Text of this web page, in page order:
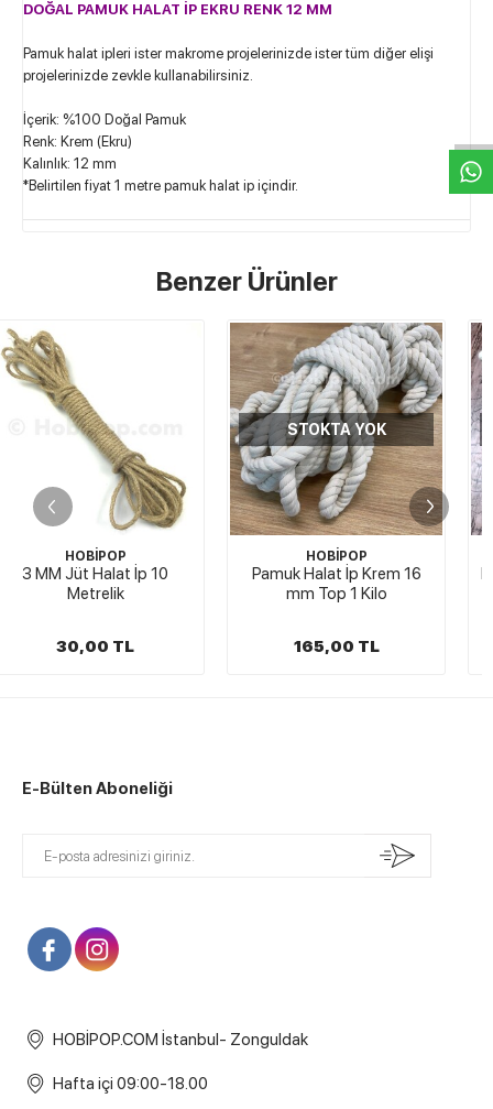
DOĞAL PAMUK HALAT İP EKRU RENK 12 MM
Pamuk halat ipleri ister makrome projelerinizde ister tüm diğer elişi
projelerinizde zevkle kullanabilirsiniz.
İçerik: %100 Doğal Pamuk
Renk: Krem (Ekru)
Kalınlık: 12 mm
*Belirtilen fiyat 1 metre pamuk halat ip içindir.
Benzer Ürünler
STOKTA YOK
HOBİPOP
Pamuk Halat İp Krem 16
mm Top 1 Kilo
165,00 TL
STOKTA YOK
HOBİPOP
Pamuk Halat İp Krem 8 mm
6,00 TL
E-Bülten Aboneliği
HOBİPOP.COM İstanbul- Zonguldak
Hafta içi 09:00-18.00